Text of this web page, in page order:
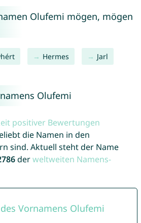
Olufemi mögen, mögen
Hermes Jarl
Olufemi
positiver Bewertungen
die Namen in den
sind. Aktuell steht der Name
derweltweiten Namens-